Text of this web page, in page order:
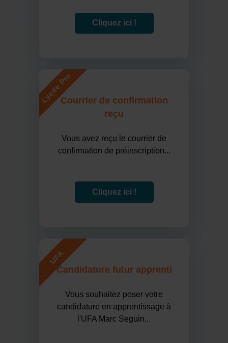
Cliquez ici !
Lycée ProCourrier de confirmation
reçu
Vous avez reçu le courrier de
confirmation de préinscription...
Cliquez ici !
UFA
Candidature futur apprenti
Vous souhaitez poser votre
candidature en apprentissage à
l'UFA Marc Seguin...